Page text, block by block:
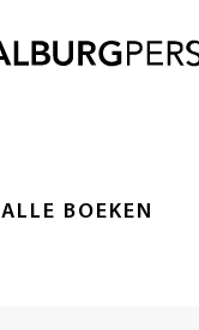
ALLE BOEKEN